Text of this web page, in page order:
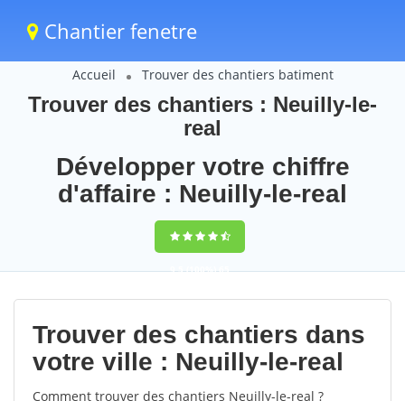
Chantier fenetre
Accueil Trouver des chantiers batiment
Trouver des chantiers : Neuilly-le-
real
Développer votre chiffre
d'affaire : Neuilly-le-real
9,5(100%)65
votes
Trouver des chantiers dans
votre ville : Neuilly-le-real
Comment trouver des chantiers Neuilly-le-real ?